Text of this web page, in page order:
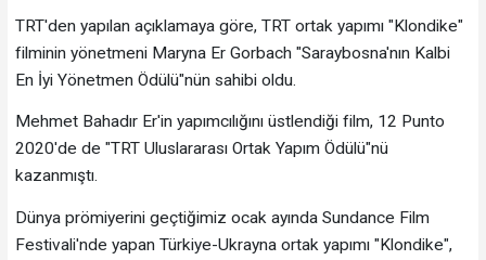
TRT'den yapılan açıklamaya göre, TRT ortak yapımı "Klondike"
filminin yönetmeni Maryna Er Gorbach "Saraybosna'nın Kalbi
En İyi Yönetmen Ödülü"nün sahibi oldu.
Mehmet Bahadır Er'in yapımcılığını üstlendiği film, 12 Punto
2020'de de "TRT Uluslararası Ortak Yapım Ödülü"nü
kazanmıştı.
Dünya prömiyerini geçtiğimiz ocak ayında Sundance Film
Festivali'nde yapan Türkiye-Ukrayna ortak yapımı "Klondike",